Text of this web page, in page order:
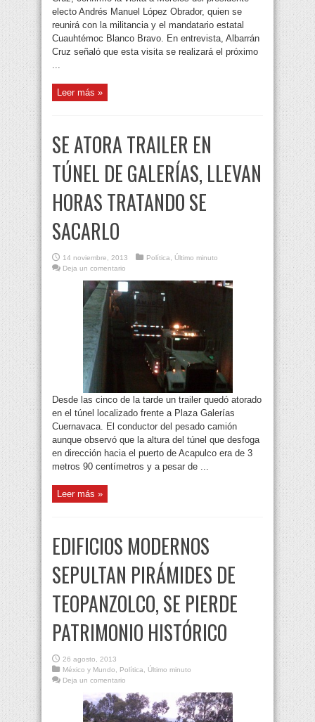
electo Andrés Manuel López Obrador, quien se
reunirá con la militancia y el mandatario estatal
Cuauhtémoc Blanco Bravo. En entrevista, Albarrán
Cruz señaló que esta visita se realizará el próximo
...
Leer más »
SE ATORA TRAILER EN
TÚNEL DE GALERÍAS, LLEVAN
HORAS TRATANDO SE
SACARLO
14 noviembre, 2013 Política, Último minuto
Deja un comentario
Desde las cinco de la tarde un trailer quedó atorado
en el túnel localizado frente a Plaza Galerías
Cuernavaca. El conductor del pesado camión
aunque observó que la altura del túnel que desfoga
en dirección hacia el puerto de Acapulco era de 3
metros 90 centímetros y a pesar de ...
Leer más »
EDIFICIOS MODERNOS
SEPULTAN PIRÁMIDES DE
TEOPANZOLCO, SE PIERDE
PATRIMONIO HISTÓRICO
26 agosto, 2013
México y Mundo
Política
Último minuto
Deja un comentario